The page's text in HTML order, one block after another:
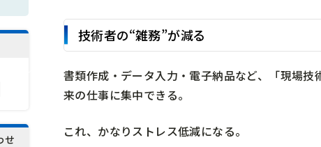
技術者の“雑務”が減る
書類作成・データ入力・電子納品など、「現場
来の仕事に集中できる。
これ、かなりストレス低減になる。
せ